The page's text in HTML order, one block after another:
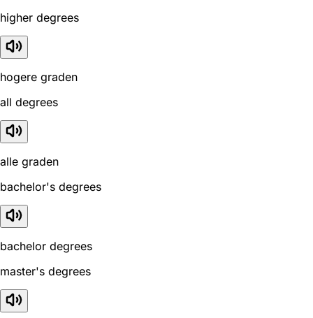
higher degrees
hogere graden
all degrees
alle graden
bachelor's degrees
bachelor degrees
master's degrees